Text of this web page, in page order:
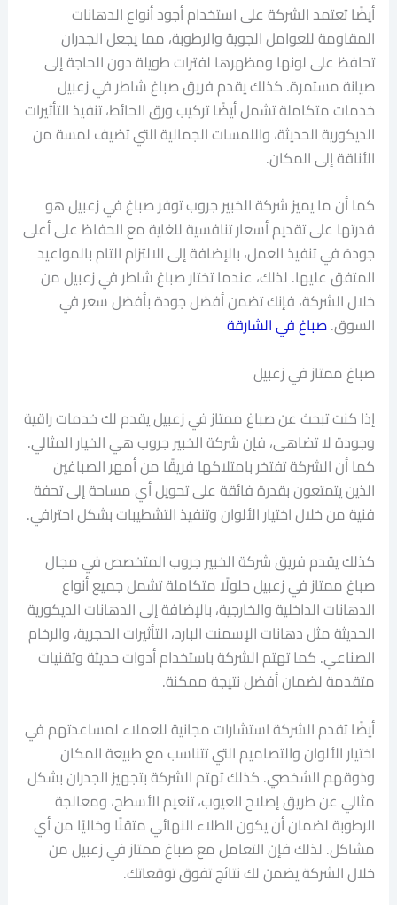
أيضًا تعتمد الشركة على استخدام أجود أنواع الدهانات
المقاومة للعوامل الجوية والرطوبة، مما يجعل الجدران
تحافظ على لونها ومظهرها لفترات طويلة دون الحاجة إلى
صيانة مستمرة. كذلك يقدم فريق صباغ شاطر في زعبيل
خدمات متكاملة تشمل أيضًا تركيب ورق الحائط، تنفيذ التأثيرات
الديكورية الحديثة، واللمسات الجمالية التي تضيف لمسة من
الأناقة إلى المكان.
كما أن ما يميز شركة الخبير جروب توفر صباغ في زعبيل هو
قدرتها على تقديم أسعار تنافسية للغاية مع الحفاظ على أعلى
جودة في تنفيذ العمل، بالإضافة إلى الالتزام التام بالمواعيد
المتفق عليها. لذلك، عندما تختار صباغ شاطر في زعبيل من
خلال الشركة، فإنك تضمن أفضل جودة بأفضل سعر في
السوق.صباغ في الشارقة
صباغ ممتاز في زعبيل
إذا كنت تبحث عن صباغ ممتاز في زعبيل يقدم لك خدمات راقية
وجودة لا تضاهى، فإن شركة الخبير جروب هي الخيار المثالي.
كما أن الشركة تفتخر بامتلاكها فريقًا من أمهر الصباغين
الذين يتمتعون بقدرة فائقة على تحويل أي مساحة إلى تحفة
فنية من خلال اختيار الألوان وتنفيذ التشطيبات بشكل احترافي.
كذلك يقدم فريق شركة الخبير جروب المتخصص في مجال
صباغ ممتاز في زعبيل حلولًا متكاملة تشمل جميع أنواع
الدهانات الداخلية والخارجية، بالإضافة إلى الدهانات الديكورية
الحديثة مثل دهانات الإسمنت البارد، التأثيرات الحجرية، والرخام
الصناعي. كما تهتم الشركة باستخدام أدوات حديثة وتقنيات
متقدمة لضمان أفضل نتيجة ممكنة.
أيضًا تقدم الشركة استشارات مجانية للعملاء لمساعدتهم في
اختيار الألوان والتصاميم التي تتناسب مع طبيعة المكان
وذوقهم الشخصي. كذلك تهتم الشركة بتجهيز الجدران بشكل
مثالي عن طريق إصلاح العيوب، تنعيم الأسطح، ومعالجة
الرطوبة لضمان أن يكون الطلاء النهائي متقنًا وخاليًا من أي
مشاكل. لذلك فإن التعامل مع صباغ ممتاز في زعبيل من
خلال الشركة يضمن لك نتائج تفوق توقعاتك.